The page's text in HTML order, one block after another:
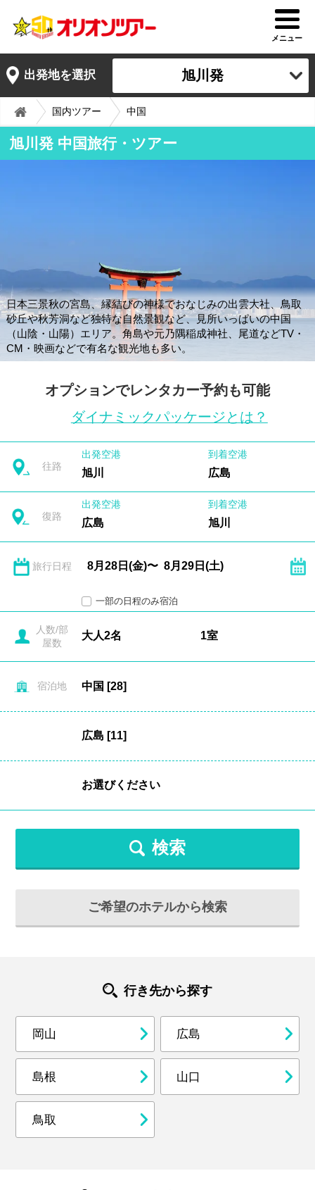
メニュー
出発地を選択 旭川発
国内ツアー 中国
旭川発 中国旅行・ツアー
日本三景秋の宮島、縁結びの神様でおなじみの出雲大社、鳥取
砂丘や秋芳洞など独特な自然景観など、見所いっぱいの中国
（山陰・山陽）エリア。角島や元乃隅稲成神社、尾道などTV・
CM・映画などで有名な観光地も多い。
オプションでレンタカー予約も可能
ダイナミックパッケージとは？
往路
出発空港
旭川
到着空港
広島
復路
出発空港
広島
到着空港
旭川
旅行日程
一部の日程のみ宿泊
人数/部
屋数
宿泊地
検索
ご希望のホテルから検索
行き先から探す
岡山 広島
島根 山口
鳥取